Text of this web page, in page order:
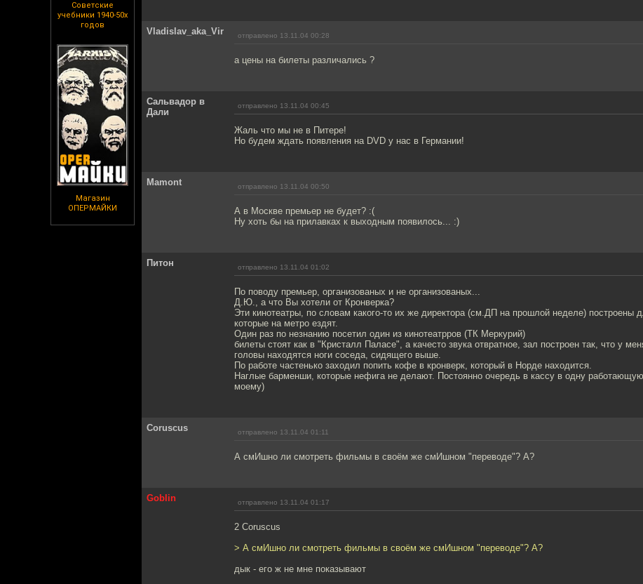
Советские
учебники 1940-50х
годов
Магазин
ОПЕРМАЙКИ
Vladislav_aka_Vir отправлено 13.11.04 00:28
а цены на билеты различались ?
Сальвадор в
Дали
отправлено 13.11.04 00:45
Жаль что мы не в Питере!
Но будем ждать появления на DVD у нас в Германии!
Mamont отправлено 13.11.04 00:50
А в Москве премьер не будет? :(
Ну хоть бы на прилавках к выходным появилось... :)
Питон отправлено 13.11.04 01:02
По поводу премьер, организованых и не организованых...
Д.Ю., а что Вы хотели от Кронверка?
Эти кинотеатры, по словам какого-то их же директора (см.ДП на прошлой неделе) построены
которые на метро ездят.
Один раз по незнанию посетил один из кинотеатрров (ТК Меркурий)
билеты стоят как в "Кристалл Паласе", а качесто звука отвратное, зал построен так, что у
головы находятся ноги соседа, сидящего выше.
По работе частенько заходил попить кофе в кронверк, который в Норде находится.
Наглые барменши, которые нефига не делают. Постоянно очередь в кассу в одну
моему)
Coruscus отправлено 13.11.04 01:11
А смИшно ли смотреть фильмы в своём же смИшном "переводе"? А?
Goblin отправлено 13.11.04 01:17
2 Coruscus
> А смИшно ли смотреть фильмы в своём же смИшном "переводе"? А?
дык - его ж не мне показывают